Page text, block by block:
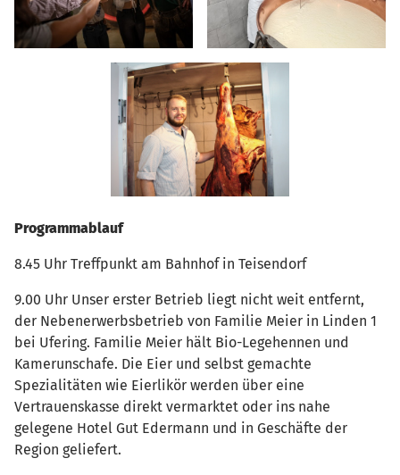
Programmablauf
8.45 Uhr Treffpunkt am Bahnhof in Teisendorf
9.00 Uhr Unser erster Betrieb liegt nicht weit entfernt,
der Nebenerwerbsbetrieb von Familie Meier in Linden 1
bei Ufering. Familie Meier hält Bio-Legehennen und
Kamerunschafe. Die Eier und selbst gemachte
Spezialitäten wie Eierlikör werden über eine
Vertrauenskasse direkt vermarktet oder ins nahe
gelegene Hotel Gut Edermann und in Geschäfte der
Region geliefert.